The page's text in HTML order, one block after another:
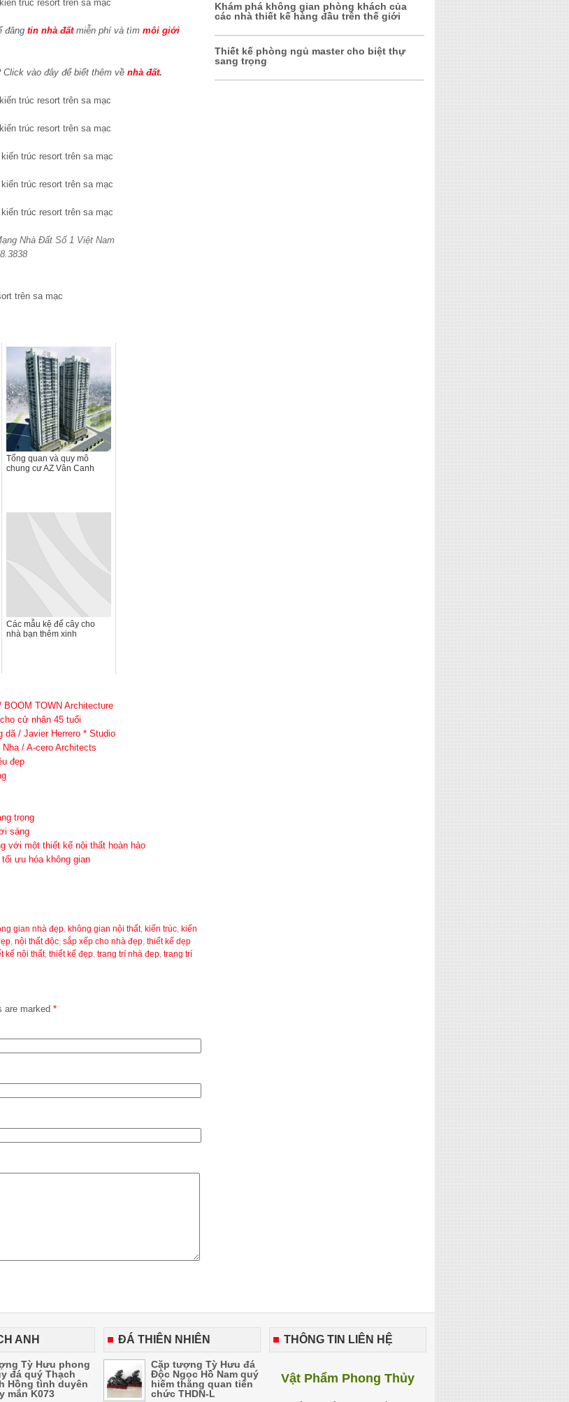
đăng tin nhà đấtmiễn phí và tìm môi giới
vào đây để biết thêm về nhà đất.
Nhà Đất Số 1 Việt Nam
Tổng quan và quy mô
chung cư AZ Vân Canh
Các mẫu kệ để cây cho
nhà bạn thêm xinh
TOWN Architecture
cử nhân 45 tuổi
dã / Javier Herrero * Studio
/ A-cero Architects
đẹp
trọng
sáng
với một thiết kế nội thất hoàn hảo
ưu hóa không gian
gian nhà đẹp, không gian nội thất, kiến trúc, kiến
, nội thất độc, sắp xếp cho nhà đẹp, thiết kế dẹp
kế nội thất, thiết kế đẹp, trang trí nhà đẹp, trang trí
are marked *
Khám phá không gian phòng khách của
các nhà thiết kế hàng đầu trên thế giới
Thiết kế phòng ngủ master cho biệt thự
sang trọng
ANH
Tỳ Hưu phong
đá quý Thạch
Hồng tình duyên
mắn K073
ĐÁ THIÊN NHIÊN
Cặp tượng Tỳ Hưu đá
Độc Ngọc Hồ Nam quý
hiếm thăng quan tiến
chức THDN-L
THÔNG TIN LIÊN HỆ
Vật Phẩm Phong Thủy